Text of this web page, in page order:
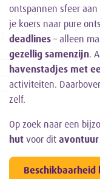
ontspannen sfeer
je koers naar pure
deadlines – alleen
gezellig samenzijn.
havenstadjes met
activiteiten.
zelf.
Op zoek naar een
hut voor dit